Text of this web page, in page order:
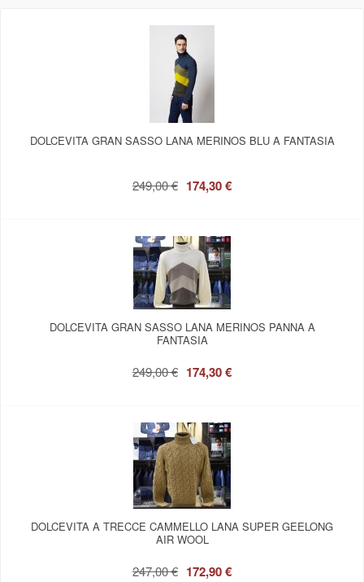
DOLCEVITA GRAN SASSO LANA MERINOS BLU A FANTASIA
249,00 € 174,30 €
DOLCEVITA GRAN SASSO LANA MERINOS PANNA A
FANTASIA
249,00 € 174,30 €
DOLCEVITA A TRECCE CAMMELLO LANA SUPER GEELONG
AIR WOOL
247,00 € 172,90 €